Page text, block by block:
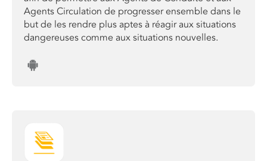
Agents Circulation de progresser ensemble dans le
but de les rendre plus aptes à réagir aux situations
dangereuses comme aux situations nouvelles.